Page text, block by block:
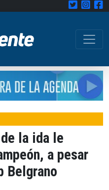
la ida le
a pesar
Belgrano